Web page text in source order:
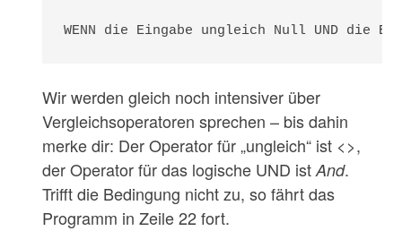
WENN die Eingabe ungleich Null UND die
Wir werden gleich noch intensiver über
Vergleichsoperatoren sprechen – bis dahin
merke dir: Der Operator für „ungleich“ ist <>,
der Operator für das logische UND istAnd.
Trifft die Bedingung nicht zu, so fährt das
Programm in Zeile 22 fort.